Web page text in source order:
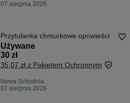
07 sierpnia 2026
Przytulanka chmurkowe opowieści
Używane
30 zł
35,07 zł z Pakietem Ochronnym
Nowa Schodnia
07 sierpnia 2026